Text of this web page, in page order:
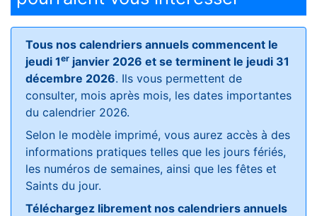
Tous nos calendriers annuels commencent le
jeudi 1er janvier 2026 et se terminent le jeudi 31
décembre 2026. Ils vous permettent de
consulter, mois après mois, les dates importantes
du calendrier 2026.
Selon le modèle imprimé, vous aurez accès à des
informations pratiques telles que les jours fériés,
les numéros de semaines, ainsi que les fêtes et
Saints du jour.
Téléchargez librement nos calendriers annuels